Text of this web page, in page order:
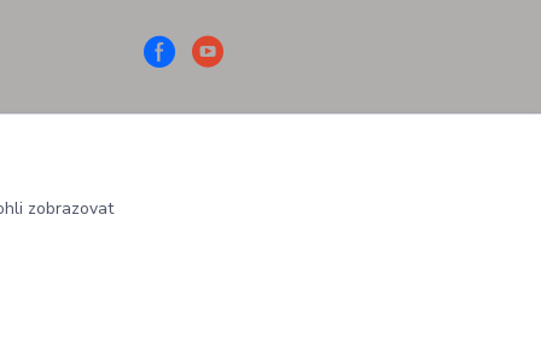
zobrazovat